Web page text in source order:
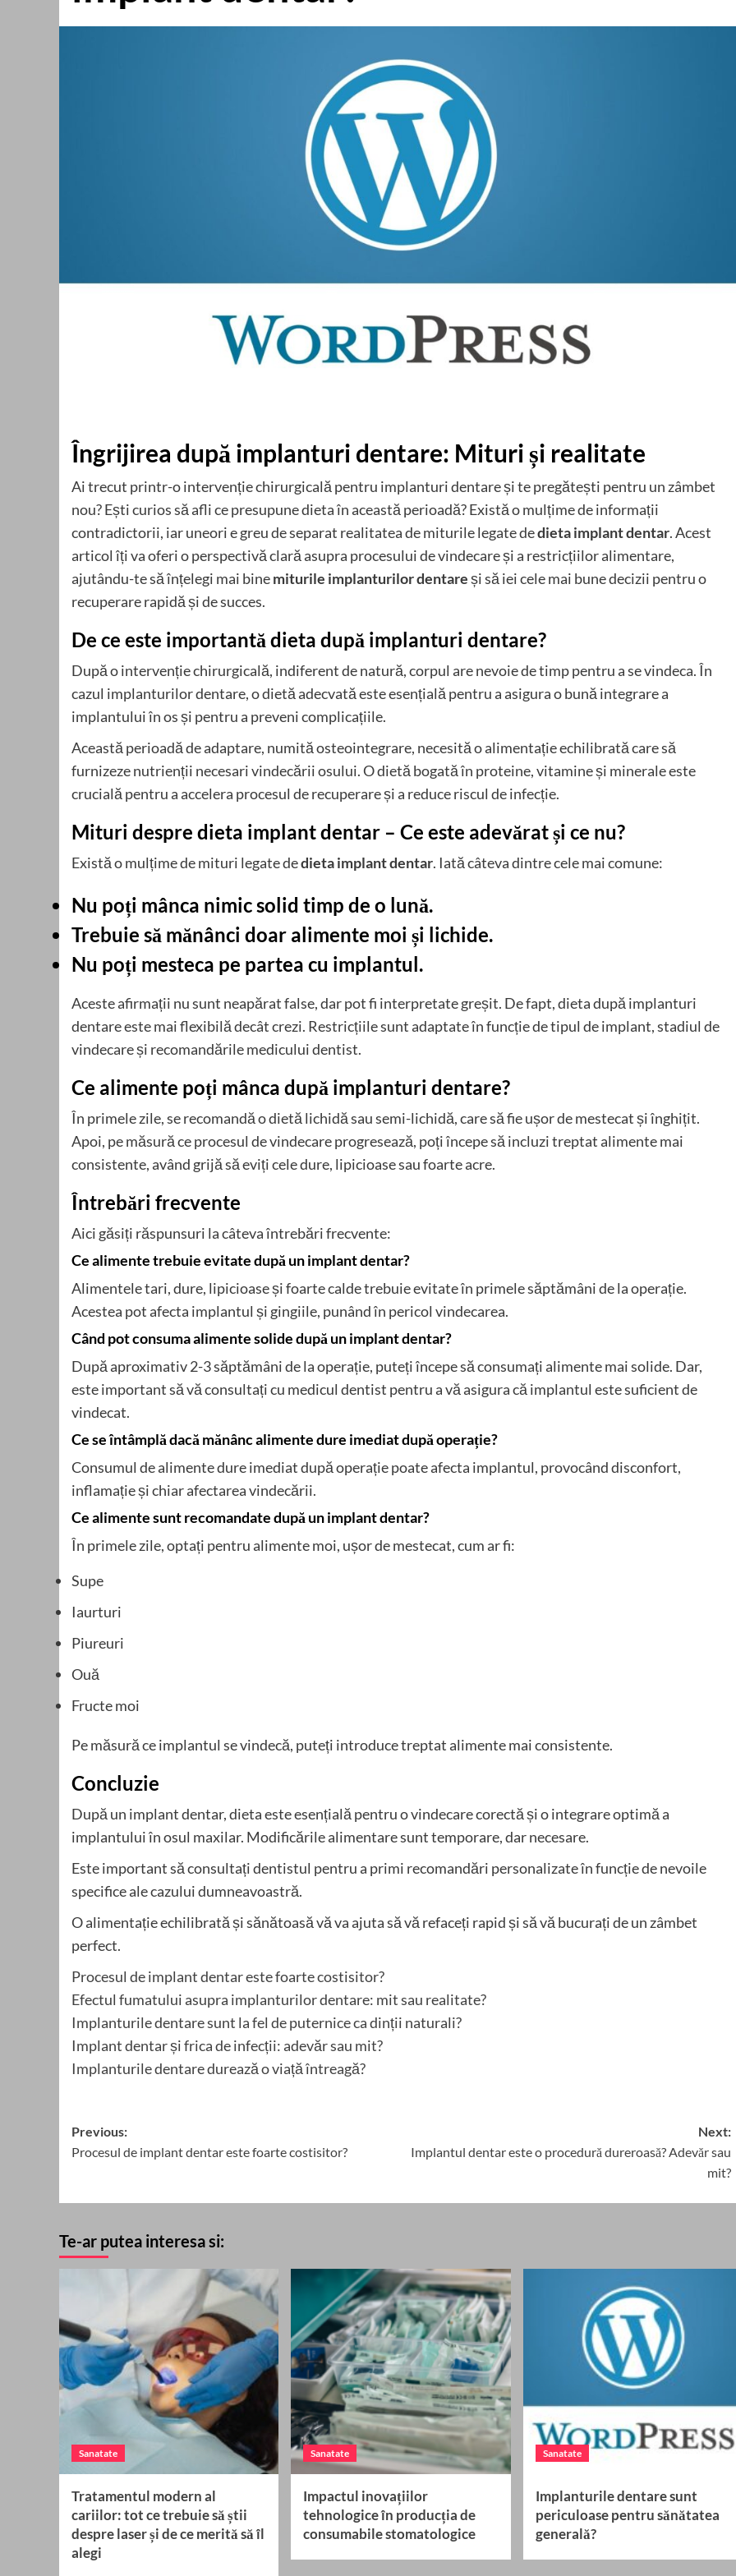
Îngrijirea după implanturi dentare: Mituri și realitate
Ai trecut printr-o intervenție chirurgicală pentru implanturi dentare și te pregătești pentru un zâmbet
nou? Ești curios să afli ce presupune dieta în această perioadă? Există o mulțime de informații
contradictorii, iar uneori e greu de separat realitatea de miturile legate dedieta implant dentar. Acest
articol îți va oferi o perspectivă clară asupra procesului de vindecare și a restricțiilor alimentare,
ajutându-te să înțelegi mai binemiturile implanturilor dentareși să iei cele mai bune decizii pentru o
recuperare rapidă și de succes.
De ce este importantă dieta după implanturi dentare?
După o intervenție chirurgicală, indiferent de natură, corpul are nevoie de timp pentru a se vindeca. În
cazul implanturilor dentare, o dietă adecvată este esențială pentru a asigura o bună integrare a
implantului în os și pentru a preveni complicațiile.
Această perioadă de adaptare, numită osteointegrare, necesită o alimentație echilibrată care să
furnizeze nutrienții necesari vindecării osului. O dietă bogată în proteine, vitamine și minerale este
crucială pentru a accelera procesul de recuperare și a reduce riscul de infecție.
Mituri despre dieta implant dentar – Ce este adevărat și ce nu?
Există o mulțime de mituri legate dedieta implant dentar. Iată câteva dintre cele mai comune:
Nu poți mânca nimic solid timp de o lună.
Trebuie să mănânci doar alimente moi și lichide.
Nu poți mesteca pe partea cu implantul.
Aceste afirmații nu sunt neapărat false, dar pot fi interpretate greșit. De fapt, dieta după implanturi
dentare este mai flexibilă decât crezi. Restricțiile sunt adaptate în funcție de tipul de implant, stadiul de
vindecare și recomandările medicului dentist.
Ce alimente poți mânca după implanturi dentare?
În primele zile, se recomandă o dietă lichidă sau semi-lichidă, care să fie ușor de mestecat și înghițit.
Apoi, pe măsură ce procesul de vindecare progresează, poți începe să incluzi treptat alimente mai
consistente, având grijă să eviți cele dure, lipicioase sau foarte acre.
Întrebări frecvente
Aici găsiți răspunsuri la câteva întrebări frecvente:
Ce alimente trebuie evitate după un implant dentar?
Alimentele tari, dure, lipicioase și foarte calde trebuie evitate în primele săptămâni de la operație.
Acestea pot afecta implantul și gingiile, punând în pericol vindecarea.
Când pot consuma alimente solide după un implant dentar?
După aproximativ 2-3 săptămâni de la operație, puteți începe să consumați alimente mai solide. Dar,
este important să vă consultați cu medicul dentist pentru a vă asigura că implantul este suficient de
vindecat.
Ce se întâmplă dacă mănânc alimente dure imediat după operație?
Consumul de alimente dure imediat după operație poate afecta implantul, provocând disconfort,
inflamație și chiar afectarea vindecării.
Ce alimente sunt recomandate după un implant dentar?
În primele zile, optați pentru alimente moi, ușor de mestecat, cum ar fi:
Supe
Iaurturi
Piureuri
Ouă
Fructe moi
Pe măsură ce implantul se vindecă, puteți introduce treptat alimente mai consistente.
Concluzie
După un implant dentar, dieta este esențială pentru o vindecare corectă și o integrare optimă a
implantului în osul maxilar. Modificările alimentare sunt temporare, dar necesare.
Este important să consultați dentistul pentru a primi recomandări personalizate în funcție de nevoile
specifice ale cazului dumneavoastră.
O alimentație echilibrată și sănătoasă vă va ajuta să vă refaceți rapid și să vă bucurați de un zâmbet
perfect.
Procesul de implant dentar este foarte costisitor?
Efectul fumatului asupra implanturilor dentare: mit sau realitate?
Implanturile dentare sunt la fel de puternice ca dinții naturali?
Implant dentar și frica de infecții: adevăr sau mit?
Implanturile dentare durează o viață întreagă?
Post
navigation
Previous:
Procesul de implant dentar este foarte costisitor?
Next:
Implantul dentar este o procedură dureroasă? Adevăr sau
mit?
Te-ar putea interesa si:
Sanatate
Tratamentul modern al
cariilor: tot ce trebuie să știi
despre laser și de ce merită să îl
alegi
Sanatate
Impactul inovațiilor
tehnologice în producția de
consumabile stomatologice
Sanatate
Implanturile dentare sunt
periculoase pentru sănătatea
generală?